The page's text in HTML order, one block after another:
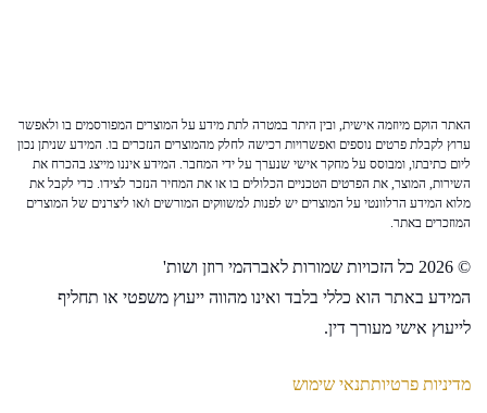
האתר הוקם מיוזמה אישית, ובין היתר במטרה לתת מידע על המוצרים המפורסמים בו ולאפשר
ערוץ לקבלת פרטים נוספים ואפשרויות רכישה לחלק מהמוצרים הנזכרים בו. המידע שניתן נכון
ליום כתיבתו, ומבוסס על מחקר אישי שנערך על ידי המחבר. המידע איננו מייצג בהכרח את
השירות, המוצר, את הפרטים הטכניים הכלולים בו או את המחיר הנזכר לצידו. כדי לקבל את
מלוא המידע הרלוונטי על המוצרים יש לפנות למשווקים המורשים ו/או ליצרנים של המוצרים
המוזכרים באתר.
© 2026 כל הזכויות שמורות לאברהמי רוזן ושות'
המידע באתר הוא כללי בלבד ואינו מהווה ייעוץ משפטי או תחליף
לייעוץ אישי מעורך דין.
מדיניות פרטיותתנאי שימוש